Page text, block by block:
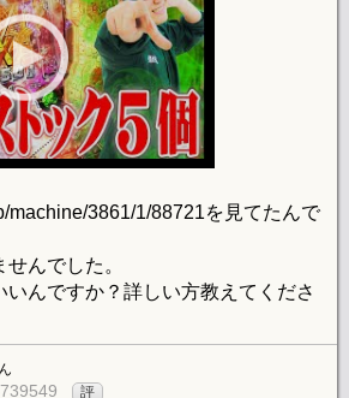
machine/3861/1/88721を見てたんで
んでした。
んですか？詳しい方教えてくださ
評